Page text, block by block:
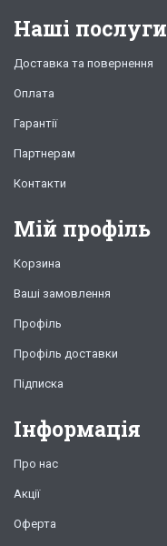
Наші послуги
Доставка та повернення
Оплата
Гарантії
Партнерам
Контакти
Мій профіль
Корзина
Ваші замовлення
Профіль
Профіль доставки
Підписка
Інформація
Про нас
Акції
Оферта